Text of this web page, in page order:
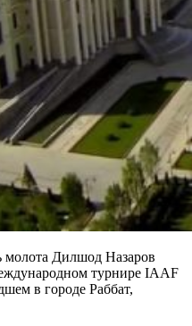
молота Дилшод Назаров
турнире IAAF
в городе Раббат,